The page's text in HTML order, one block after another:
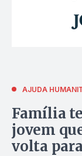
AJUDA
Família
jovem
volta